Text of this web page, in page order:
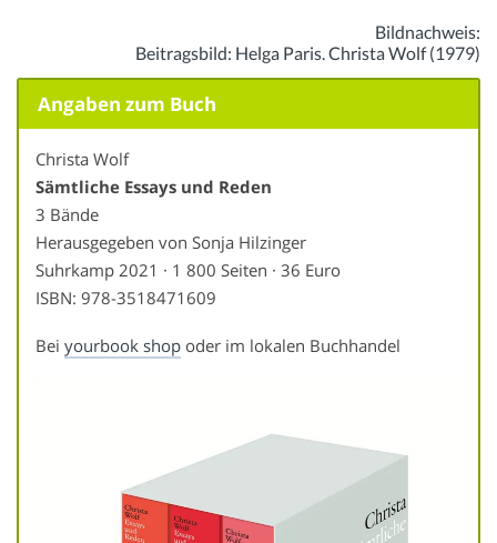
Bildnachweis:
Beitragsbild: Helga Paris. Christa Wolf (1979)
Angaben zum Buch
Christa Wolf
Sämtliche Essays und Reden
3 Bände
Herausgegeben von Sonja Hilzinger
Suhrkamp 2021 · 1 800 Seiten · 36 Euro
ISBN: 978-3518471609
Bei yourbook shop oder im lokalen Buchhandel